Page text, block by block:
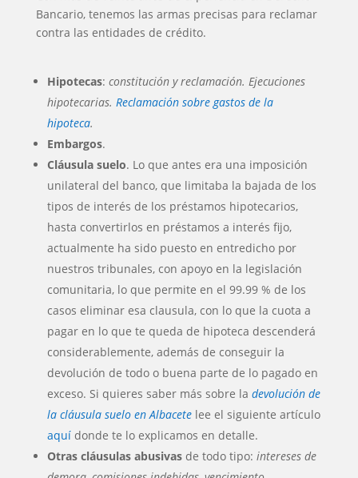
Bancario, tenemos las armas precisas para reclamar
contra las entidades de crédito.
Hipotecas: constitución y reclamación. Ejecuciones
hipotecarias. Reclamación sobre gastos de la
hipoteca.
Embargos.
Cláusula suelo. Lo que antes era una imposición
unilateral del banco, que limitaba la bajada de los
tipos de interés de los préstamos hipotecarios,
hasta convertirlos en préstamos a interés fijo,
actualmente ha sido puesto en entredicho por
nuestros tribunales, con apoyo en la legislación
comunitaria, lo que permite en el 99.99 % de los
casos eliminar esa clausula, con lo que la cuota a
pagar en lo que te queda de hipoteca descenderá
considerablemente, además de conseguir la
devolución de todo o buena parte de lo pagado en
exceso. Si quieres saber más sobre la devolución de
la cláusula suelo en Albacete lee el siguiente artículo
aquí donde te lo explicamos en detalle.
Otras cláusulas abusivasde todo tipo: intereses de